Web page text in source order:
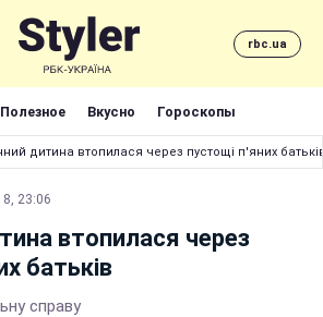
rbc.ua
Полезное Вкусно Гороскопы
дитина втопилася через пустощі п'яних
23:06
втопилася через
батьків
справу